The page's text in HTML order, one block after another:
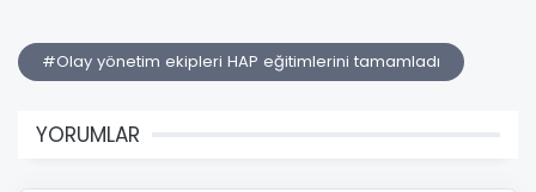
#Olay yönetim ekipleri HAP eğitimlerini tamamladı
YORUMLAR